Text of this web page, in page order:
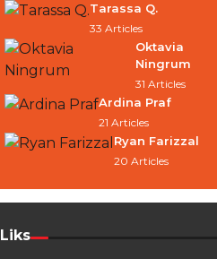
Tarassa Q.
33 Articles
Oktavia
Ningrum
31 Articles
Ardina Praf
21 Articles
Ryan Farizzal
20 Articles
Liks